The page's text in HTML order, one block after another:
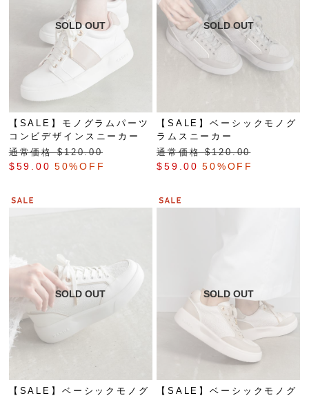
【SALE】モノグラムパーツ
コンビデザインスニーカー
通常価格 $‌120.00
$‌59.00 50%OFF
【SALE】ベーシックモノグ
ラムスニーカー
通常価格 $‌120.00
$‌59.00 50%OFF
【SALE】ベーシックモノグ
【SALE】ベーシックモノグ